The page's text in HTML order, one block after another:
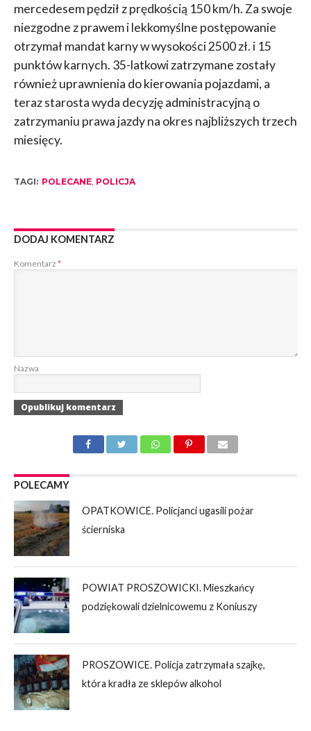
mercedesem pędził z prędkością 150 km/h. Za swoje
niezgodne z prawem i lekkomyślne postępowanie
otrzymał mandat karny w wysokości 2500 zł. i 15
punktów karnych. 35-latkowi zatrzymane zostały
również uprawnienia do kierowania pojazdami, a
teraz starosta wyda decyzję administracyjną o
zatrzymaniu prawa jazdy na okres najbliższych trzech
miesięcy.
TAGI: POLECANE, POLICJA
DODAJ KOMENTARZ
Komentarz *
Nazwa
POLECAMY
OPATKOWICE. Policjanci ugasili pożar
ścierniska
POWIAT PROSZOWICKI. Mieszkańcy
podziękowali dzielnicowemu z Koniuszy
PROSZOWICE. Policja zatrzymała szajkę,
która kradła ze sklepów alkohol